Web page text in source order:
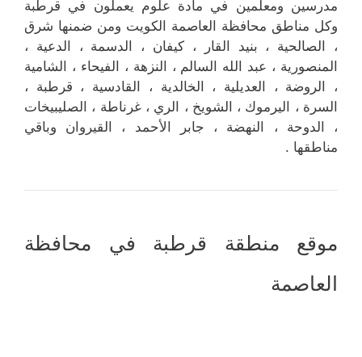
مدرسين ومعلمين في مادة علوم يعملون في قرطبة
وكل مناطق محافظة العاصمة الكويت ومن ضمنها شرق
، الصالحية ، بنيد القار ، كيفان ، الدسمة ، الدعية ،
المنصورية ، عبد الله السالم ، النزهة ، الفيحاء ، الشامية
، الروضة ، العديلية ، الخالدية ، القادسية ، قرطبة ،
السرة ، اليرموك ، الشويخ ، الري ، غرناطة ، الصليبيخات
، الدوحة ، النهضة ، جابر الأحمد ، القيروان وباقي
مناطقها .
موقع منطقة قرطبة في محافظة
العاصمة